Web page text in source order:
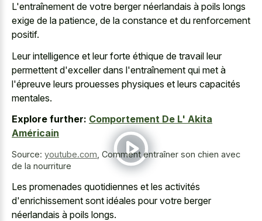
L'entraînement de votre berger néerlandais à poils longs
exige de la patience, de la constance et du renforcement
positif.
Leur intelligence et leur forte éthique de travail leur
permettent d'exceller dans l'entraînement qui met à
l'épreuve leurs prouesses physiques et leurs capacités
mentales.
Explore further: Comportement De L' Akita
Américain
Source: youtube.com Comment entraîner son chien avec
de la nourriture
Les promenades quotidiennes et les activités
d'enrichissement sont idéales pour votre berger
néerlandais à poils longs.